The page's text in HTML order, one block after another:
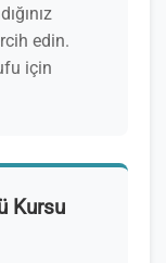
edin.
için
Kursu